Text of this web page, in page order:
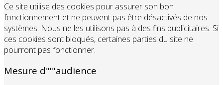
Ce site utilise des cookies pour assurer son bon
fonctionnement et ne peuvent pas être désactivés de nos
systèmes. Nous ne les utilisons pas à des fins publicitaires. Si
ces cookies sont bloqués, certaines parties du site ne
pourront pas fonctionner.
Mesure d"'"audience